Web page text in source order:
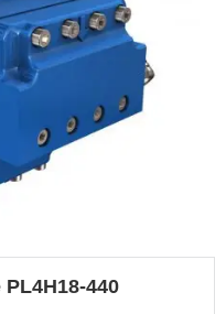
440